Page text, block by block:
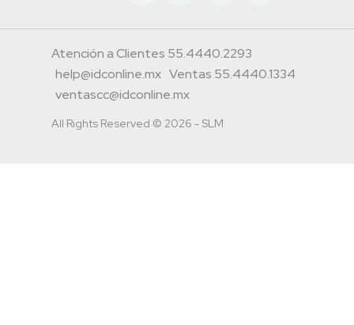
Atención a Clientes 55.4440.2293
help@idconline.mx Ventas 55.4440.1334
ventascc@idconline.mx
All Rights Reserved © 2026 - SLM